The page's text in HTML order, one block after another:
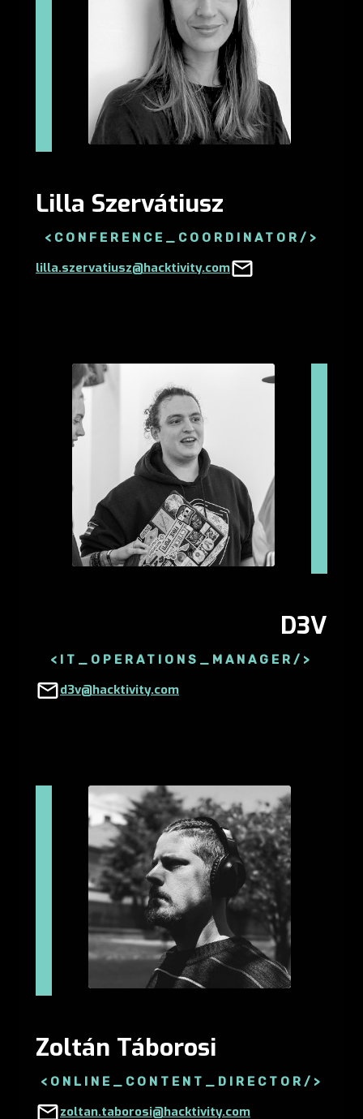
Lilla Szervátiusz
<CONFERENCE_COORDINATOR/>
lilla.szervatiusz@hacktivity.com
D3V
< IT_OPERATIONS_MANAGER />
d3v@hacktivity.com
Zoltán Táborosi
< ONLINE_CONTENT_DIRECTOR />
zoltan.taborosi@hacktivity.com